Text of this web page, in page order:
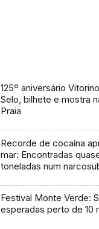
125º aniversário
Selo, bilhete e mostra
Praia
Recorde de cocaína
mar: Encontradas
toneladas num
Festival Monte Verde:
esperadas perto de 10